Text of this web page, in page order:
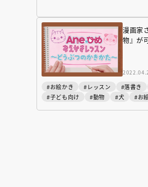
漫画家
物』が
#お絵かき #レッスン #落書き
#子ども向け
#動物 #犬 #お